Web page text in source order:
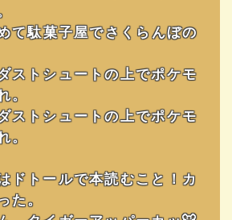
て駄菓子屋でさくらんぼの
ストシュートの上でポケモ
。
ストシュートの上でポケモ
。
ドトールで本読むこと！カ
た。